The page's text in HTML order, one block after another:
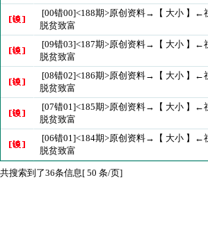
[00错00]<188期>原创资料→【 大小 】←
脱贫致富
[09错03]<187期>原创资料→【 大小 】←
脱贫致富
[08错02]<186期>原创资料→【 大小 】←
脱贫致富
[07错01]<185期>原创资料→【 大小 】←
脱贫致富
[06错01]<184期>原创资料→【 大小 】←
脱贫致富
共搜索到了36条信息[ 50 条/页]